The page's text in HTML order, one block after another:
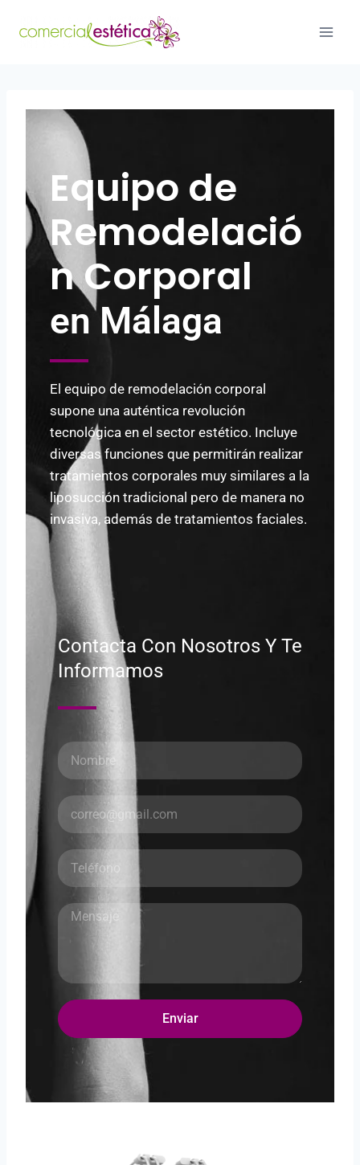
Equipo de
Remodelació
n Corporal
en Málaga
El equipo de remodelación corporal
supone una auténtica revolución
tecnológica en el sector estético. Incluye
diversas funciones que permitirán realizar
tratamientos corporales muy similares a la
liposucción tradicional pero de manera no
invasiva, además de tratamientos faciales.
Contacta Con Nosotros Y Te
Informamos
Enviar